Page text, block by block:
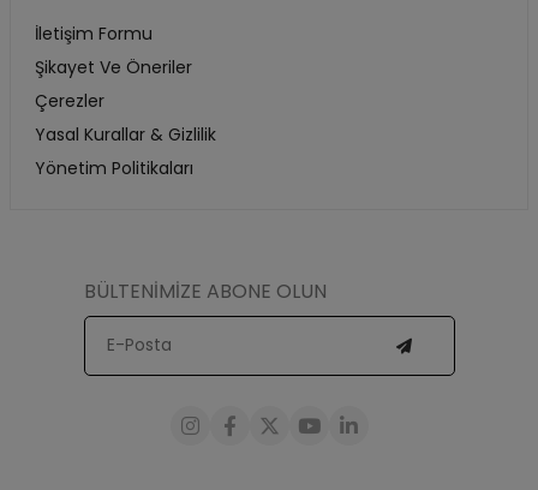
İletişim Formu
Şikayet Ve Öneriler
Çerezler
Yasal Kurallar & Gizlilik
Yönetim Politikaları
BÜLTENİMİZE ABONE OLUN